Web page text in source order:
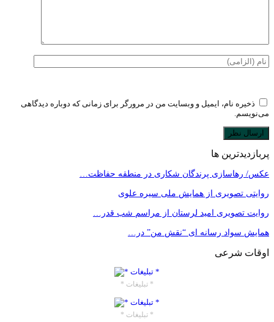
ذخیره نام، ایمیل و وبسایت من در مرورگر برای زمانی که دوباره دیدگاهی
می‌نویسم.
پربازدیدترین ها
عکس/ رهاسازی پرندگان شکاری در منطقه حفاظت…
روایتی تصویری از همایش ملی سیره علوی
روایت تصویری امید لرستان از مراسم شب قدر…
همایش سواد رسانه ای “نقش من” در…
اوقات شرعی
* تبلیغات *
* تبلیغات *